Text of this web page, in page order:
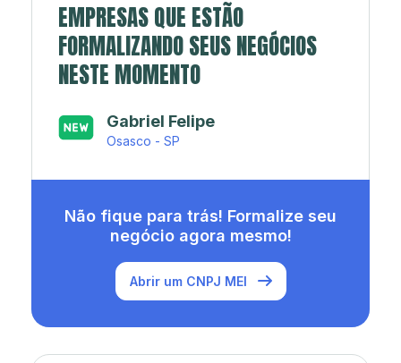
EMPRESAS QUE ESTÃO
FORMALIZANDO SEUS NEGÓCIOS
NESTE MOMENTO
Japa’s açaí e sorveteria
Rio de Janeiro - RJ
Não fique para trás! Formalize seu
negócio agora mesmo!
Abrir um CNPJ MEI